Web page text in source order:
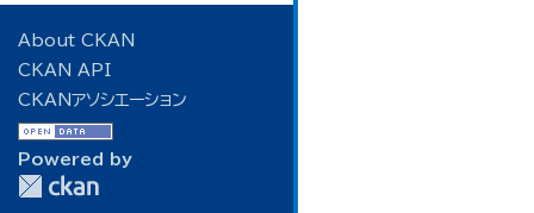
About CKAN
CKAN API
CKANアソシエーション
Powered by